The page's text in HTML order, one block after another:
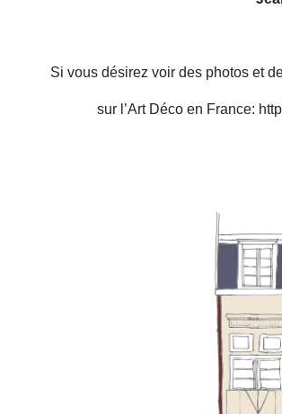
Si vous désirez voir des photos et
sur l’Art Déco en France: